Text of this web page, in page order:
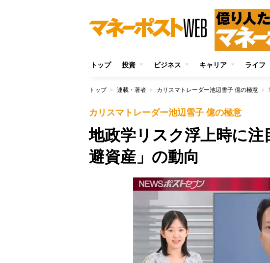
トップ 投資 ビジネス キャリア ライフ
トップ 連載・著者 カリスマトレーダー池辺雪子 億の極意
カリスマトレーダー池辺雪子 億の極意
地政学リスク浮上時に注
避資産」の動向